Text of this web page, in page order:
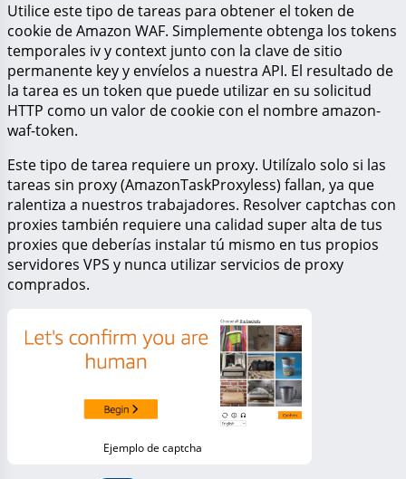
Utilice este tipo de tareas para obtener el token de
cookie de Amazon WAF. Simplemente obtenga los tokens
temporales ivy context junto con la clave de sitio
permanente keyy envíelos a nuestra API. El resultado de
la tarea es un token que puede utilizar en su solicitud
HTTP como un valor de cookie con el nombreamazon-
waf-token.
Este tipo de tarea requiere un proxy. Utilízalo solo si las
tareas sin proxy (AmazonTaskProxyless) fallan, ya que
ralentiza a nuestros trabajadores. Resolver captchas con
proxies también requiere una calidad super alta de tus
proxies que deberías instalar tú mismo en tus propios
servidores VPS y nunca utilizar servicios de proxy
comprados.
Ejemplo de captcha